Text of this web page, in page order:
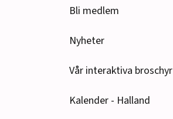
Bli medlem
Nyheter
Vår interaktiva broschyr
Kalender - Halland